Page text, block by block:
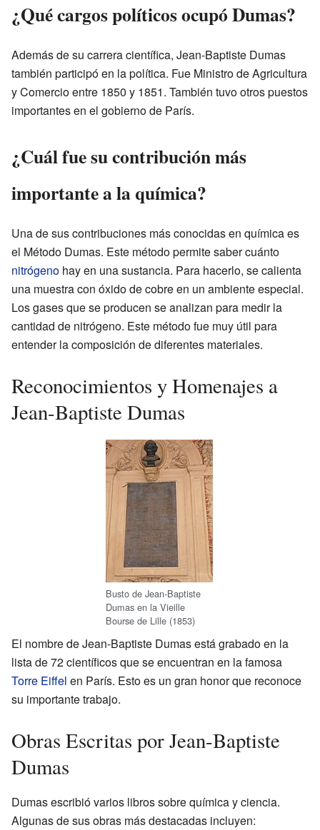
¿Qué cargos políticos ocupó Dumas?
Además de su carrera científica, Jean-Baptiste Dumas
también participó en la política. Fue Ministro de Agricultura
y Comercio entre 1850 y 1851. También tuvo otros puestos
importantes en el gobierno de París.
¿Cuál fue su contribución más
importante a la química?
Una de sus contribuciones más conocidas en química es
el Método Dumas. Este método permite saber cuánto
nitrógeno hay en una sustancia. Para hacerlo, se calienta
una muestra con óxido de cobre en un ambiente especial.
Los gases que se producen se analizan para medir la
cantidad de nitrógeno. Este método fue muy útil para
entender la composición de diferentes materiales.
Reconocimientos y Homenajes a
Jean-Baptiste Dumas
Busto de Jean-Baptiste
Dumas en la Vieille
Bourse de Lille (1853)
El nombre de Jean-Baptiste Dumas está grabado en la
lista de 72 científicos que se encuentran en la famosa
Torre Eiffel en París. Esto es un gran honor que reconoce
su importante trabajo.
Obras Escritas por Jean-Baptiste
Dumas
Dumas escribió varios libros sobre química y ciencia.
Algunas de sus obras más destacadas incluyen: